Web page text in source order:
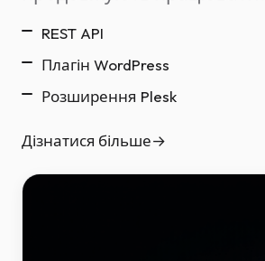
REST API
Плагін WordPress
Розширення Plesk
Дізнатися більше